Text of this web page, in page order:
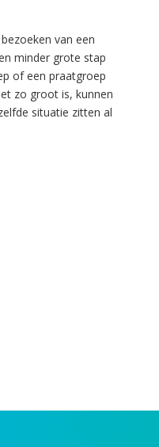
van een
minder grote stap
of een praatgroep
zo groot is, kunnen
situatie zitten al